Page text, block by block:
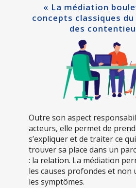
« La médiation
concepts classiques
des
Outre son aspect
acteurs, elle permet de
s’expliquer et de traiter ce
trouver sa place dans un
: la relation. La médiation
les causes profondes et non
les symptômes.